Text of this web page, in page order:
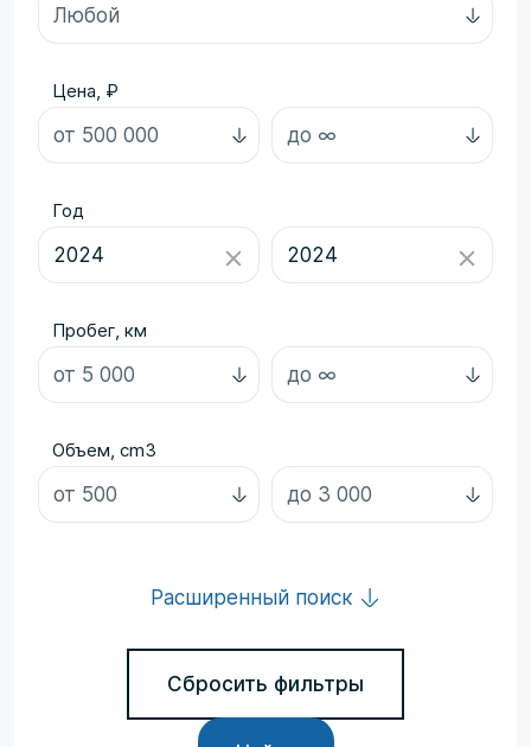
Цена, ₽
Год
Пробег, км
Объем, cm3
Расширенный поиск
Сбросить фильтры